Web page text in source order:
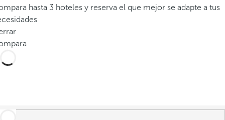
hasta 3 hoteles y reserva el que mejor se adapte a tus